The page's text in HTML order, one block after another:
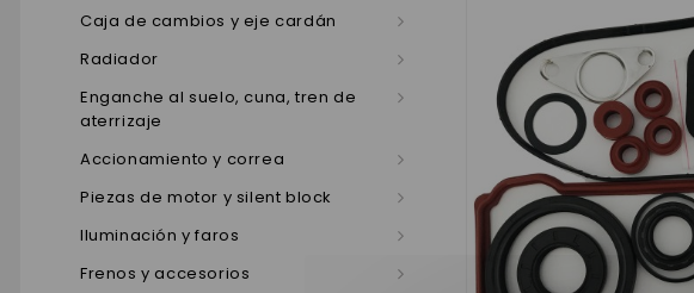
Caja de cambios y eje cardán
Radiador
Enganche al suelo, cuna, tren de
aterrizaje
Accionamiento y correa
Piezas de motor y silent block
Iluminación y faros
Frenos y accesorios